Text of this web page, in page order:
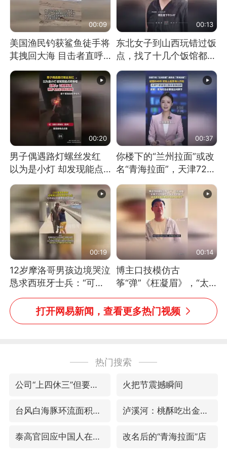
00:09
美国渔民钓获鲨鱼徒手将
其拽回大海 目击者直呼
震惊 （视频来源：参考
消息）
00:13
东北女子到山西玩错过饭
点，找了十几个饭馆都没
开门：午休到几点
00:20
男子偶遇路灯螺丝发红
以为是小灯 却发现能点
燃香烟 当事人：已报警
处理
00:37
你楼下的“兰州拉面”或改
名“青海拉面”，天津72家
面馆已集体更换招牌
00:19
12岁摩洛哥男孩边境哭泣
恳求西班牙士兵：“可不
可以不要把我遣返回国”
00:14
博主口技模仿古
筝“弹”《枉凝眉》，“太
像了～你是吃古筝长大的
吗？”“或将成为首位考级
不带古筝的选手。”（来
打开网易新闻，查看更多热门视频
热门搜索
公司“上四休三”但要降薪1000元 火把节震撼瞬间
台风白海豚环流面积近似13个浙江 泸溪河：桃酥吃出金属牙冠视频不实
泰高官回应中国人在泰遭歧视：全面调查 改名后的“青海拉面”店